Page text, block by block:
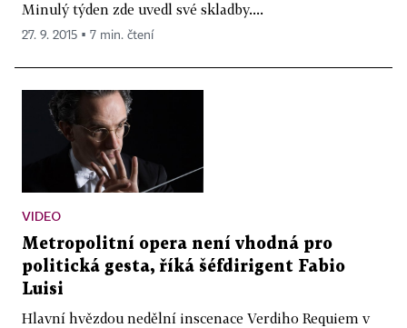
Minulý týden zde uvedl své skladby....
27. 9. 2015 ▪ 7 min. čtení
VIDEO
Metropolitní opera není vhodná pro
politická gesta, říká šéfdirigent Fabio
Luisi
Hlavní hvězdou nedělní inscenace Verdiho Requiem v